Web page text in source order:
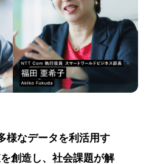
様なデータを利活用す
創造し、社会課題が解